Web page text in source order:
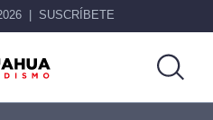
SUSCRÍBETE